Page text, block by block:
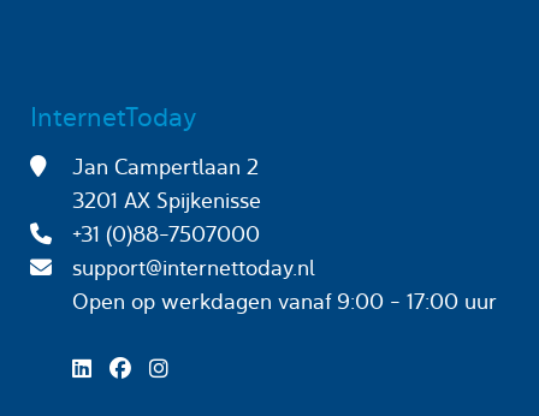
InternetToday
Jan Campertlaan 2
3201 AX Spijkenisse
+31 (0)88-7507000
support@internettoday.nl
Open op werkdagen
vanaf 9:00 - 17:00 uur